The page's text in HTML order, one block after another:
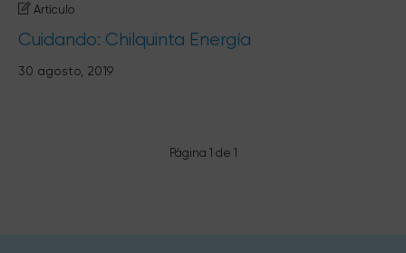
Artículo
Cuidando: Chilquinta Energía
30 agosto, 2019
Página 1 de 1